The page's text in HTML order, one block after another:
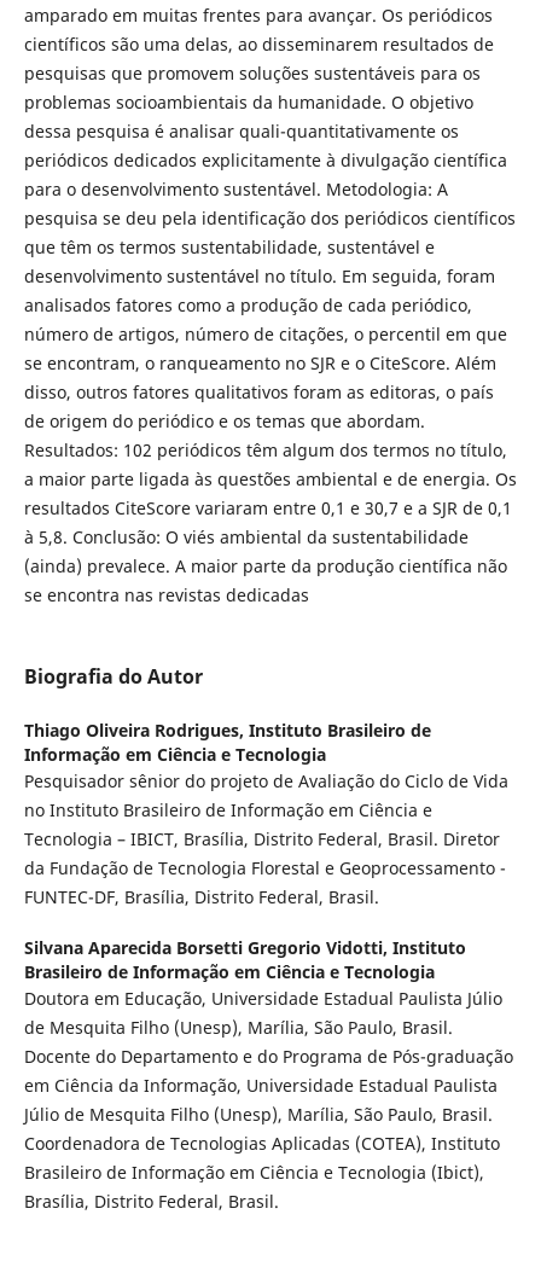
amparado em muitas frentes para avançar. Os periódicos
científicos são uma delas, ao disseminarem resultados de
pesquisas que promovem soluções sustentáveis para os
problemas socioambientais da humanidade. O objetivo
dessa pesquisa é analisar quali-quantitativamente os
periódicos dedicados explicitamente à divulgação científica
para o desenvolvimento sustentável. Metodologia: A
pesquisa se deu pela identificação dos periódicos científicos
que têm os termos sustentabilidade, sustentável e
desenvolvimento sustentável no título. Em seguida, foram
analisados fatores como a produção de cada periódico,
número de artigos, número de citações, o percentil em que
se encontram, o ranqueamento no SJR e o CiteScore. Além
disso, outros fatores qualitativos foram as editoras, o país
de origem do periódico e os temas que abordam.
Resultados: 102 periódicos têm algum dos termos no título,
a maior parte ligada às questões ambiental e de energia. Os
resultados CiteScore variaram entre 0,1 e 30,7 e a SJR de 0,1
à 5,8. Conclusão: O viés ambiental da sustentabilidade
(ainda) prevalece. A maior parte da produção científica não
se encontra nas revistas dedicadas
Biografia do Autor
Thiago Oliveira Rodrigues, Instituto Brasileiro de
Informação em Ciência e Tecnologia
Pesquisador sênior do projeto de Avaliação do Ciclo de Vida
no Instituto Brasileiro de Informação em Ciência e
Tecnologia – IBICT, Brasília, Distrito Federal, Brasil. Diretor
da Fundação de Tecnologia Florestal e Geoprocessamento -
FUNTEC-DF, Brasília, Distrito Federal, Brasil.
Silvana Aparecida Borsetti Gregorio Vidotti, Instituto
Brasileiro de Informação em Ciência e Tecnologia
Doutora em Educação, Universidade Estadual Paulista Júlio
de Mesquita Filho (Unesp), Marília, São Paulo, Brasil.
Docente do Departamento e do Programa de Pós-graduação
em Ciência da Informação, Universidade Estadual Paulista
Júlio de Mesquita Filho (Unesp), Marília, São Paulo, Brasil.
Coordenadora de Tecnologias Aplicadas (COTEA), Instituto
Brasileiro de Informação em Ciência e Tecnologia (Ibict),
Brasília, Distrito Federal, Brasil.